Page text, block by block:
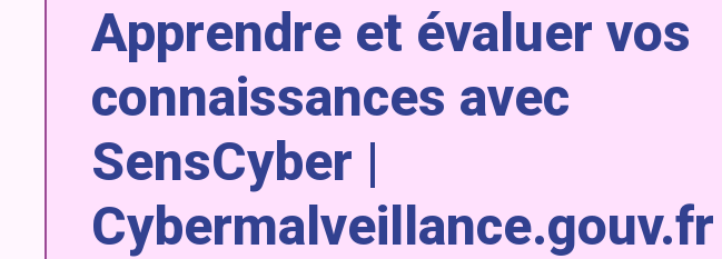
Apprendre et évaluer vos
connaissances avec
SensCyber |
Cybermalveillance.gouv.fr